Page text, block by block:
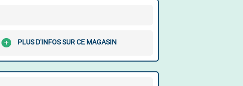
PLUS D'INFOS SUR CE MAGASIN